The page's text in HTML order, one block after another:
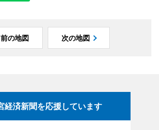
前の地図 次の地図
経済新聞を応援しています